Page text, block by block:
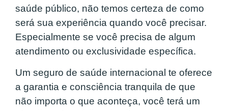
saúde público, não temos certeza de como
será sua experiência quando você precisar.
Especialmente se você precisa de algum
atendimento ou exclusividade específica.
Um seguro de saúde internacional te oferece
a garantia e consciência tranquila de que
não importa o que aconteça, você terá um